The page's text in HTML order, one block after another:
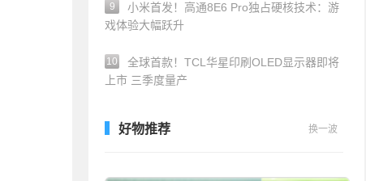
9
小米首发！高通8E6 Pro独占硬核技术：游
戏体验大幅跃升
10
全球首款！TCL华星印刷OLED显示器即将
上市 三季度量产
好物推荐 换一波